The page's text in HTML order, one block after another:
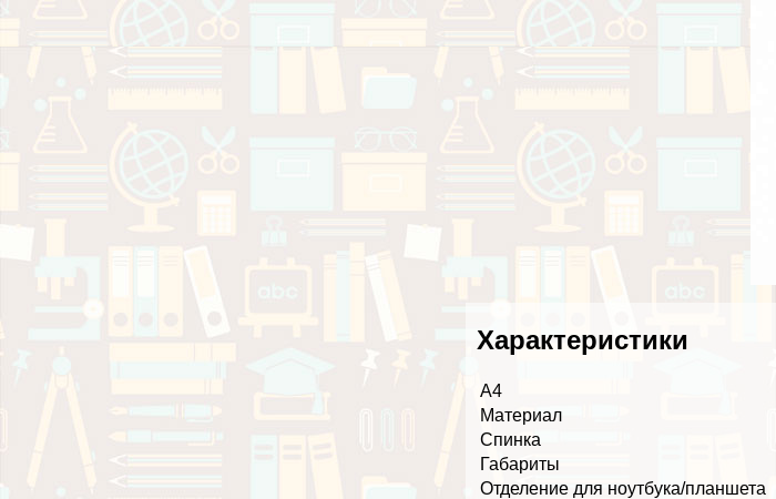
Хаpaктеристики
А4
Материал
Спинка
Габариты
Отделение для ноутбука/планшета